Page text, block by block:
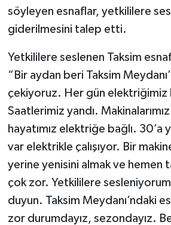
söyleyen esnaflar, yetkililere
giderilmesini talep etti.
Yetkililere seslenen Taksim
“Bir aydan beri Taksim
çekiyoruz. Her gün elektriğimiz
Saatlerimiz yandı.
hayatımız elektriğe bağlı. 30’a
var elektrikle çalışıyor. Bir
yerine yenisini almak ve hemen
çok zor. Yetkililere
duyun. Taksim Meydanı’ndaki
zor durumdayız, sezondayız.